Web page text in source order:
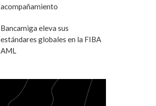
acompañamiento
Bancamiga eleva sus
estándares globales en la FIBA
AML